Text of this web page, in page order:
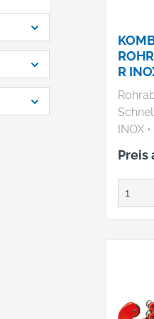
R
INOX • Nadelgelagertes
Preis